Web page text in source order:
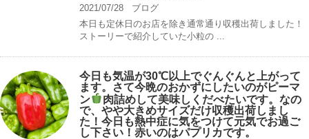
2021/07/28
ブログ
本日も定休日のお店を除き通常通り収穫出荷しました！
ストーリーで紹介していた小粒の ...
今日も気温が30℃以上でぐんぐんと上がって
ます。さて今晩のおかずにしたいのがピーマ
ン
肉詰めして美味しくだべたいです。なの
で、やや大きめサイズだけ収穫出荷しまし
た！今日も熱中症に気をつけて元気でお過ご
し下さい！赤いのはパプリカです。